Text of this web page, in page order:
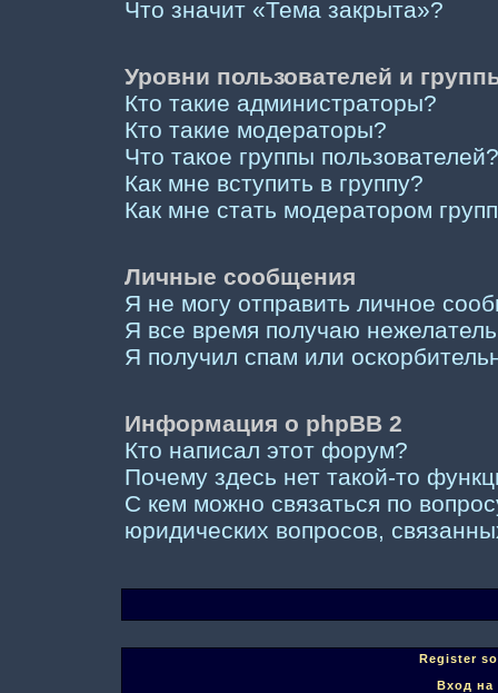
Что значит «Тема закрыта»?
Уровни пользователей и
Кто такие администраторы?
Кто такие модераторы?
Что такое группы пользователей?
Как мне вступить в группу?
Как мне стать модератором
Личные сообщения
Я не могу отправить личное
Я все время получаю
Я получил спам или
Информация о phpBB 2
Кто написал этот форум?
Почему здесь нет такой-то
С кем можно связаться по
юридических вопросов,
Register
Вход на